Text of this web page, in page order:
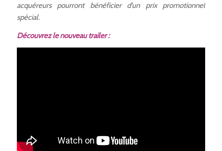
acquéreurs pourront bénéficier d’un prix promotionnel
spécial.
Découvrez le nouveau trailer :